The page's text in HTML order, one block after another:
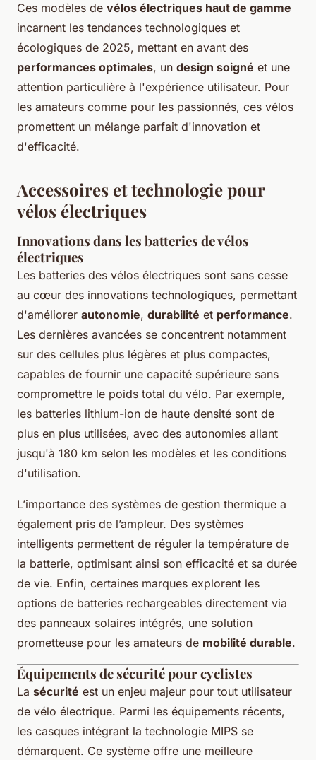
Ces modèles de vélos électriques haut de gamme
incarnent les tendances technologiques et
écologiques de 2025, mettant en avant des
performances optimales, un design soigné et une
attention particulière à l'expérience utilisateur. Pour
les amateurs comme pour les passionnés, ces vélos
promettent un mélange parfait d'innovation et
d'efficacité.
Accessoires et technologie pour
vélos électriques
Innovations dans les batteries de vélos
électriques
Les batteries des vélos électriques sont sans cesse
au cœur des innovations technologiques, permettant
d'améliorer autonomie, durabilité et performance.
Les dernières avancées se concentrent notamment
sur des cellules plus légères et plus compactes,
capables de fournir une capacité supérieure sans
compromettre le poids total du vélo. Par exemple,
les batteries lithium-ion de haute densité sont de
plus en plus utilisées, avec des autonomies allant
jusqu'à 180 km selon les modèles et les conditions
d'utilisation.
L’importance des systèmes de gestion thermique a
également pris de l’ampleur. Des systèmes
intelligents permettent de réguler la température de
la batterie, optimisant ainsi son efficacité et sa durée
de vie. Enfin, certaines marques explorent les
options de batteries rechargeables directement via
des panneaux solaires intégrés, une solution
prometteuse pour les amateurs de mobilité durable.
Équipements de sécurité pour cyclistes
La sécurité est un enjeu majeur pour tout utilisateur
de vélo électrique. Parmi les équipements récents,
les casques intégrant la technologie MIPS se
démarquent. Ce système offre une meilleure